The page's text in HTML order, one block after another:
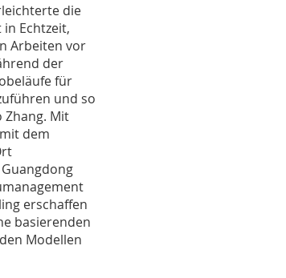
die
Echtzeit,
Arbeiten vor
der
für
und so
Zhang. Mit
dem
erschaffen
basierenden
Modellen